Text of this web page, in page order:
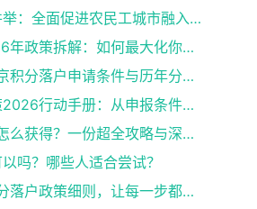
系统施策，多措并举：全面促进农民工城市融入与社会融合
北京积分落户2026年政策拆解：如何最大化你的积分？
要点！2026年北京积分落户申请条件与历年分数线趋势
积分落户北京政策2026行动手册：从申报条件到办理流程
2026年北京户口怎么获得？一份超全攻略与深度解析
吗？哪些人适合尝试？
拆解2026北京积分落户政策细则，让每一步都踩在加分上